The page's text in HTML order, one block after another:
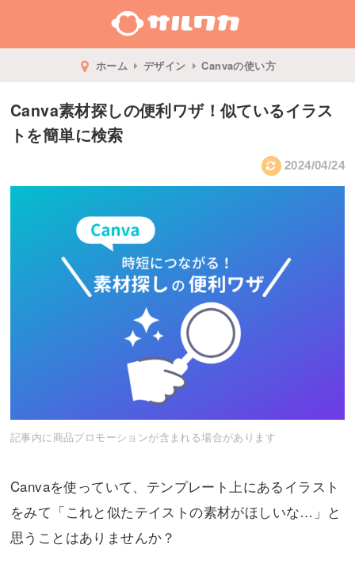
ホーム デザイン Canvaの使い方
Canva素材探しの便利ワザ！似ているイラス
トを簡単に検索
2024/04/24
記事内に商品プロモーションが含まれる場合があります
Canvaを使っていて、テンプレート上にあるイラスト
をみて「これと似たテイストの素材がほしいな…」と
思うことはありませんか？